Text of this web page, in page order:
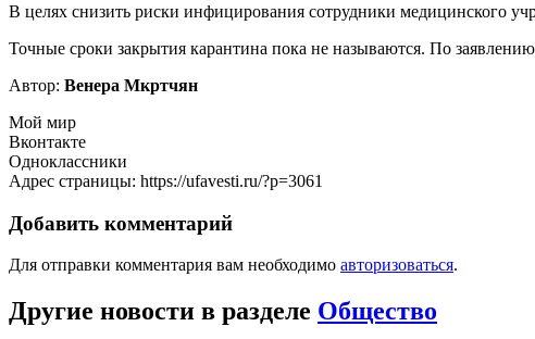
В целях снизить риски инфицирования сотрудники медицинского
Точные сроки закрытия карантина пока не называются. По
Автор: Венера Мкртчян
Мой мир
Вконтакте
Одноклассники
Адрес страницы: https://ufavesti.ru/?p=3061
Добавить комментарий
Для отправки комментария вам необходимо авторизоваться.
Другие новости в разделе Общество